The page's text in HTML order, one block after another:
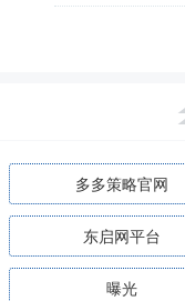
多多策略官网
东启网平台
曝光